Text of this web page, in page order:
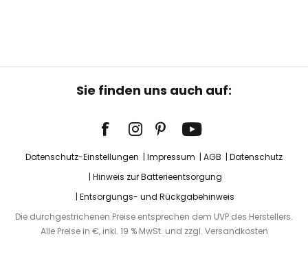
Sie finden uns auch auf:
Datenschutz-Einstellungen Impressum AGB
Datenschutz
Hinweis zur Batterieentsorgung
Entsorgungs- und Rückgabehinweis
Die durchgestrichenen Preise entsprechen dem UVP des Herstellers.
Alle Preise in €, inkl. 19 % MwSt. und zzgl. Versandkosten